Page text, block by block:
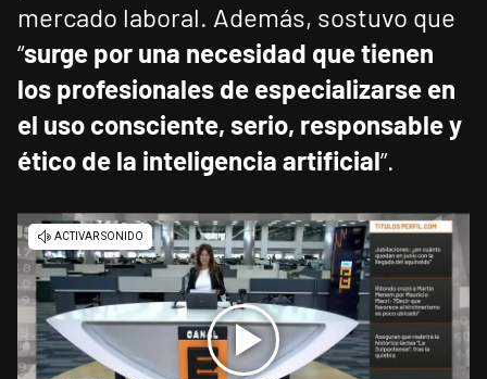
mercado laboral. Además, sostuvo que
“surge por una necesidad que tienen
los profesionales de especializarse en
el uso consciente, serio, responsable y
ético de la inteligencia artificial”.